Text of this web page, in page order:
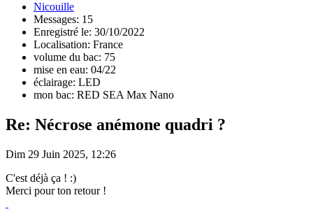
Nicouille
Messages: 15
Enregistré le: 30/10/2022
Localisation: France
volume du bac: 75
mise en eau: 04/22
éclairage: LED
mon bac: RED SEA Max Nano
Re: Nécrose anémone quadri ?
Dim 29 Juin 2025, 12:26
C'est déjà ça ! :)
Merci pour ton retour !